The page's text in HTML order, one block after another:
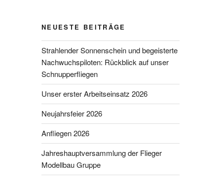
NEUESTE BEITRÄGE
Strahlender Sonnenschein und begeisterte
Nachwuchspiloten: Rückblick auf unser
Schnupperfliegen
Unser erster Arbeitseinsatz 2026
Neujahrsfeier 2026
Anfliegen 2026
Jahreshauptversammlung der Flieger
Modellbau Gruppe